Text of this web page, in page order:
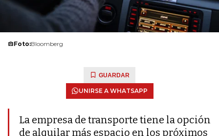
Foto:Bloomberg
GUARDAR
UNIRSE A WHATSAPP
La empresa de transporte tiene la opción
de alquilar más espacio en los próximos